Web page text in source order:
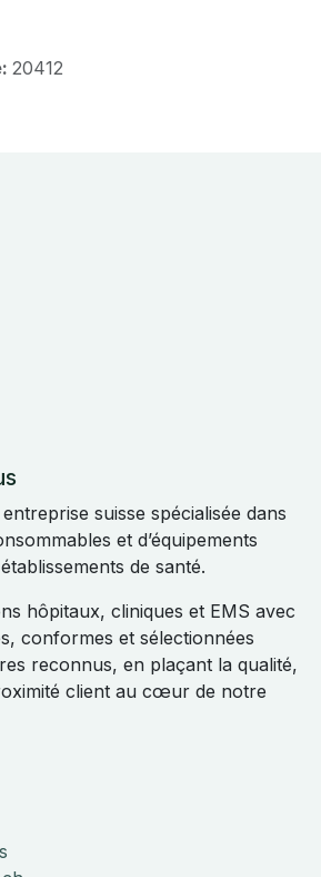
20412
suisse spécialisée dans
et d’équipements
de santé.
hôpitaux, cliniques et EMS avec
conformes et sélectionnées
reconnus, en plaçant la qualité,
client au cœur de notre